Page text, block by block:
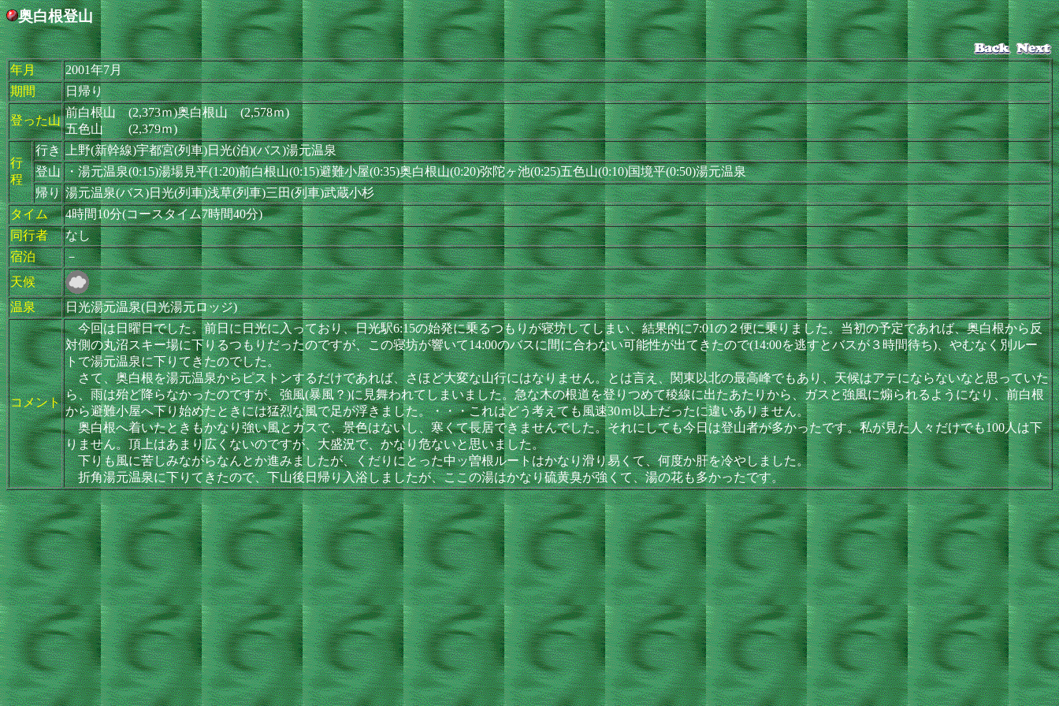
奥白根登山
年月
2001年7月
期間
日帰り
登った山
前白根山 (2,373ｍ)奥白根山 (2,578ｍ)
五色山 (2,379ｍ)
行
程
行き 上野(新幹線)宇都宮(列車)日光(泊)(バス)湯元温泉
登山 ・湯元温泉(0:15)湯場見平(1:20)前白根山(0:15)避難小屋(0:35)奥白根山(0:20)弥陀ヶ池(0:25)五色山(0:10)国境平(0:50)湯元温泉
帰り 湯元温泉(バス)日光(列車)浅草(列車)三田(列車)武蔵小杉
タイム
4時間10分(コースタイム7時間40分)
同行者
なし
宿泊
－
天候
温泉
日光湯元温泉(日光湯元ロッジ)
コメント
今回は日曜日でした。前日に日光に入っており、日光駅6:15の始発に乗るつもりが寝坊してしまい、結果的に7:01の２便に乗りました。当初の予定であれば、奥白根から反
対側の丸沼スキー場に下りるつもりだったのですが、この寝坊が響いて14:00のバスに間に合わない可能性が出てきたので(14:00を逃すとバスが３時間待ち)、やむなく別ルー
トで湯元温泉に下りてきたのでした。
さて、奥白根を湯元温泉からピストンするだけであれば、さほど大変な山行にはなりません。とは言え、関東以北の最高峰でもあり、天候はアテにならないなと思っていた
ら、雨は殆ど降らなかったのですが、強風(暴風？)に見舞われてしまいました。急な木の根道を登りつめて稜線に出たあたりから、ガスと強風に煽られるようになり、前白根
から避難小屋へ下り始めたときには猛烈な風で足が浮きました。・・・これはどう考えても風速30ｍ以上だったに違いありません。
奥白根へ着いたときもかなり強い風とガスで、景色はないし、寒くて長居できませんでした。それにしても今日は登山者が多かったです。私が見た人々だけでも100人は下
りません。頂上はあまり広くないのですが、大盛況で、かなり危ないと思いました。
下りも風に苦しみながらなんとか進みましたが、くだりにとった中ッ曽根ルートはかなり滑り易くて、何度か肝を冷やしました。
折角湯元温泉に下りてきたので、下山後日帰り入浴しましたが、ここの湯はかなり硫黄臭が強くて、湯の花も多かったです。